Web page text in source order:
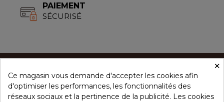
PAIEMENT
SÉCURISÉ
CONCEPT ÉPICES
×
Ce magasin vous demande d'accepter les cookies afin
d'optimiser les performances, les fonctionnalités des
réseaux sociaux et la pertinence de la publicité. Les cookies